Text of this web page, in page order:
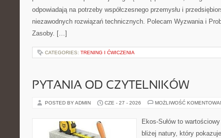
odpowiadają na potrzeby współczesnego przemysłu i
niezawodnych rozwiązań technicznych. Polecam Wyzwania i
Zasoby. […]
CATEGORIES: TRENING I ĆWICZENIA
PYTANIA OD CZYTELNIKÓW
POSTED BY ADMIN CZE - 27 - 2026 MOŻLIWOŚĆ
Ekos-Sułów to
bliżej natury, który